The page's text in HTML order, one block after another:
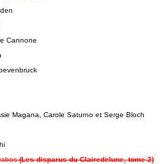
Cannone
Magana, Carole Saturno et Serge Bloch
(Les disparus du Clairedelune, tome 2)